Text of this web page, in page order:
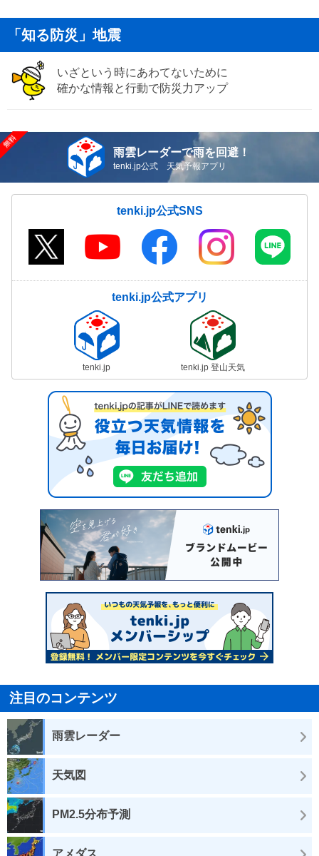
「知る防災」地震
いざという時にあわてないために
確かな情報と行動で防災力アップ
雨雲レーダーで雨を回避！
tenki.jp公式 天気予報アプリ
tenki.jp公式SNS
tenki.jp公式アプリ
tenki.jp tenki.jp 登山天気
注目のコンテンツ
雨雲レーダー
天気図
PM2.5分布予測
アメダス